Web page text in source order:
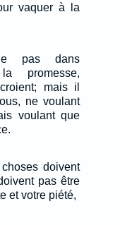
vaquer à la
pas dans
promesse,
mais il
ne voulant
voulant que
doivent
pas être
et votre piété,